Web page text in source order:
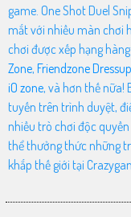
game. One Shot Duel
mắt với nhiều màn chơi
chơi được xếp hạng
Zone, Friendzone Dressup
iO zone, và hơn thế nữa!
tuyến trên trình duyệt,
nhiều trò chơi độc
thể thưởng thức những
khắp thế giới tại